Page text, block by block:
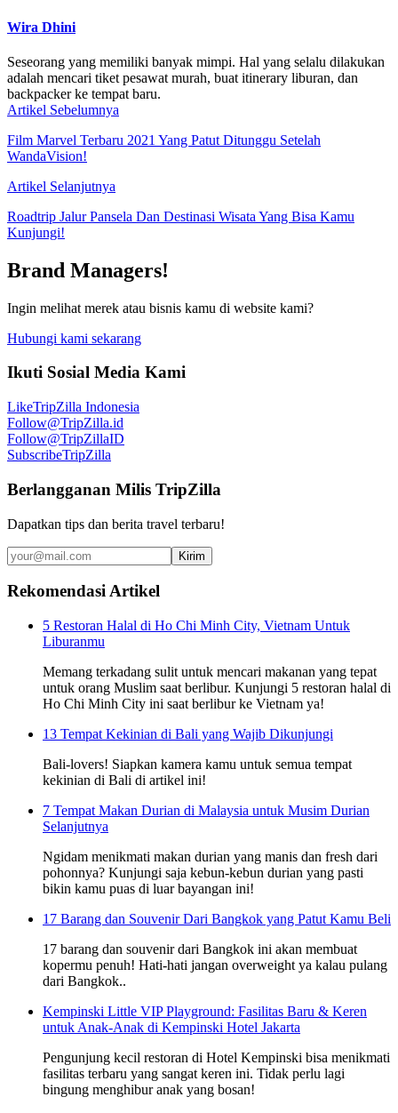
Wira Dhini
Seseorang yang memiliki banyak mimpi. Hal yang selalu dilakukan
adalah mencari tiket pesawat murah, buat itinerary liburan, dan
backpacker ke tempat baru.
Artikel Sebelumnya
Film Marvel Terbaru 2021 Yang Patut Ditunggu Setelah
WandaVision!
Artikel Selanjutnya
Roadtrip Jalur Pansela Dan Destinasi Wisata Yang Bisa Kamu
Kunjungi!
Brand Managers!
Ingin melihat merek atau bisnis kamu di website kami?
Hubungi kami sekarang
Ikuti Sosial Media Kami
LikeTripZilla Indonesia
Follow@TripZilla.id
Follow@TripZillaID
SubscribeTripZilla
Berlangganan Milis TripZilla
Dapatkan tips dan berita travel terbaru!
Kirim
Rekomendasi Artikel
5 Restoran Halal di Ho Chi Minh City, Vietnam Untuk
Liburanmu
Memang terkadang sulit untuk mencari makanan yang tepat
untuk orang Muslim saat berlibur. Kunjungi 5 restoran halal di
Ho Chi Minh City ini saat berlibur ke Vietnam ya!
13 Tempat Kekinian di Bali yang Wajib Dikunjungi
Bali-lovers! Siapkan kamera kamu untuk semua tempat
kekinian di Bali di artikel ini!
7 Tempat Makan Durian di Malaysia untuk Musim Durian
Selanjutnya
Ngidam menikmati makan durian yang manis dan fresh dari
pohonnya? Kunjungi saja kebun-kebun durian yang pasti
bikin kamu puas di luar bayangan ini!
17 Barang dan Souvenir Dari Bangkok yang Patut Kamu Beli
17 barang dan souvenir dari Bangkok ini akan membuat
kopermu penuh! Hati-hati jangan overweight ya kalau pulang
dari Bangkok..
Kempinski Little VIP Playground: Fasilitas Baru & Keren
untuk Anak-Anak di Kempinski Hotel Jakarta
Pengunjung kecil restoran di Hotel Kempinski bisa menikmati
fasilitas terbaru yang sangat keren ini. Tidak perlu lagi
bingung menghibur anak yang bosan!